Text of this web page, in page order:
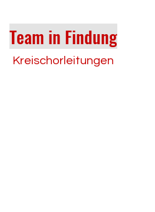
Team in Findung
Kreischorleitungen